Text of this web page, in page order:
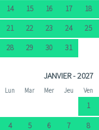
14
15 16 17 18
21
22 23 24 25
28
29 30 31
JANVIER - 2027
Lun Mar Mer Jeu Ven
1
4
5 6 7 8